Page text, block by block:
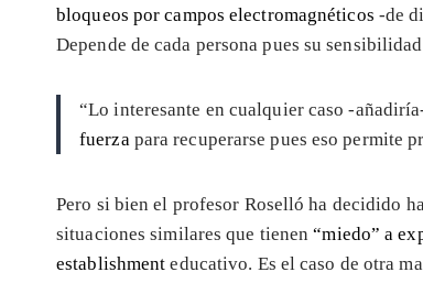
bloqueos por campos electromagnéticos -de
Depende de cada persona pues su
“Lo interesante en cualquier caso -
fuerza para recuperarse pues eso permite
Pero si bien el profesor Roselló ha decidido
situaciones similares que tienen“miedo” a
establishmenteducativo. Es el caso de otra